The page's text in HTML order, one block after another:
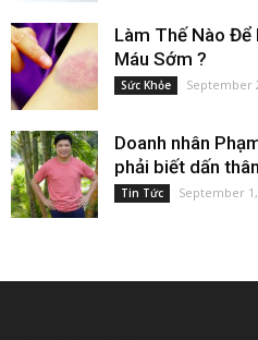
Làm Thế Nào Để
Máu Sớm ?
Sức Khỏe September
Doanh nhân
phải biết dấn
Tin Tức September